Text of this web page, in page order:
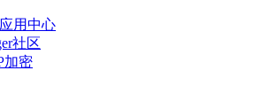
用中心
社区
加密